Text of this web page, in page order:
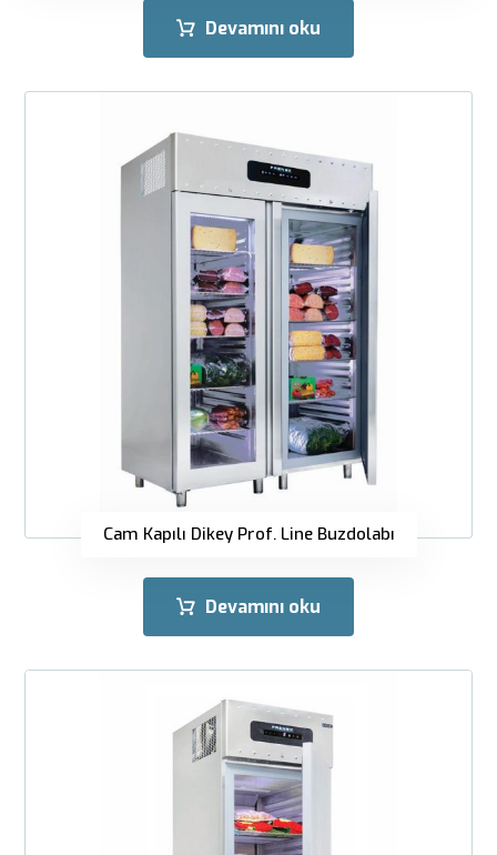
Devamını oku
Cam Kapılı Dikey Prof. Line Buzdolabı
Devamını oku